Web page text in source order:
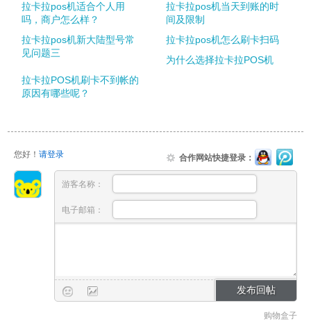
拉卡拉pos机适合个人用
吗，商户怎么样？
拉卡拉pos机当天到账的时
间及限制
拉卡拉pos机新大陆型号常
见问题三
拉卡拉pos机怎么刷卡扫码
为什么选择拉卡拉POS机
拉卡拉POS机刷卡不到帐的
原因有哪些呢？
您好！ 请登录 合作网站快捷登录：
游客名称：
电子邮箱：
购物盒子